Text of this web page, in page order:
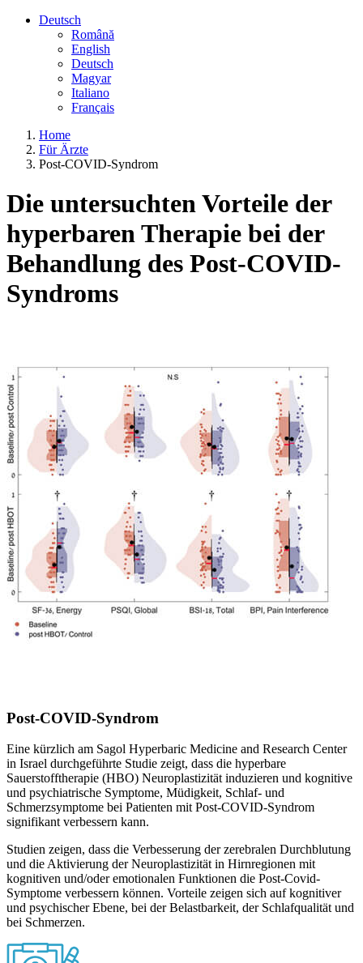
Deutsch
Română
English
Deutsch
Magyar
Italiano
Français
Home
Für Ärzte
Post-COVID-Syndrom
Die untersuchten Vorteile der
hyperbaren Therapie bei der
Behandlung des Post-COVID-
Syndroms
Post-COVID-Syndrom
Eine kürzlich am Sagol Hyperbaric Medicine and Research Center
in Israel durchgeführte Studie zeigt, dass die hyperbare
Sauerstofftherapie (HBO) Neuroplastizität induzieren und kognitive
und psychiatrische Symptome, Müdigkeit, Schlaf- und
Schmerzsymptome bei Patienten mit Post-COVID-Syndrom
signifikant verbessern kann.
Studien zeigen, dass die Verbesserung der zerebralen Durchblutung
und die Aktivierung der Neuroplastizität in Hirnregionen mit
kognitiven und/oder emotionalen Funktionen die Post-Covid-
Symptome verbessern können. Vorteile zeigen sich auf kognitiver
und psychischer Ebene, bei der Belastbarkeit, der Schlafqualität und
bei Schmerzen.